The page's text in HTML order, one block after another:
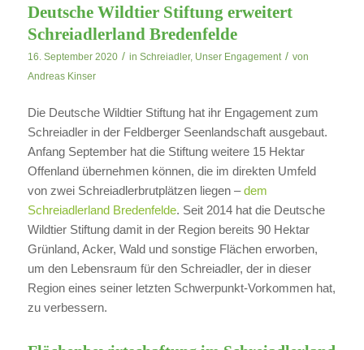
Deutsche Wildtier Stiftung erweitert
Schreiadlerland Bredenfelde
16. September 2020 / in Schreiadler, Unser Engagement / von
Andreas Kinser
Die Deutsche Wildtier Stiftung hat ihr Engagement zum
Schreiadler in der Feldberger Seenlandschaft ausgebaut.
Anfang September hat die Stiftung weitere 15 Hektar
Offenland übernehmen können, die im direkten Umfeld
von zwei Schreiadlerbrutplätzen liegen –dem
Schreiadlerland Bredenfelde. Seit 2014 hat die Deutsche
Wildtier Stiftung damit in der Region bereits 90 Hektar
Grünland, Acker, Wald und sonstige Flächen erworben,
um den Lebensraum für den Schreiadler, der in dieser
Region eines seiner letzten Schwerpunkt-Vorkommen hat,
zu verbessern.